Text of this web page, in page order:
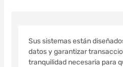
Sus sistemas están
datos y garantizar
tranquilidad necesaria para